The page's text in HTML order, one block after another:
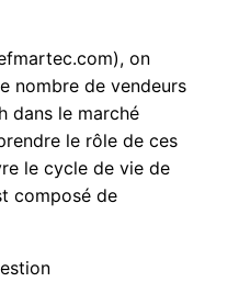
on
nombre de vendeurs
dans le marché
le rôle de ces
le cycle de vie de
composé de